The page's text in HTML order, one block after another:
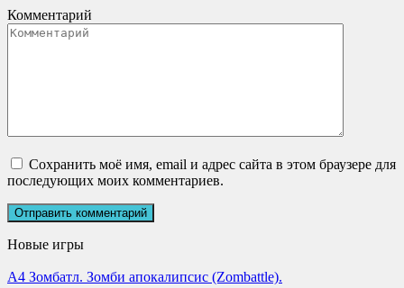
Комментарий
Сохранить моё имя, email и адрес сайта в этом браузере для
последующих моих комментариев.
Новые игры
А4 Зомбатл. Зомби апокалипсис (Zombattle).